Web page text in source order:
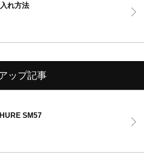
れ方法
ップ記事
SM57